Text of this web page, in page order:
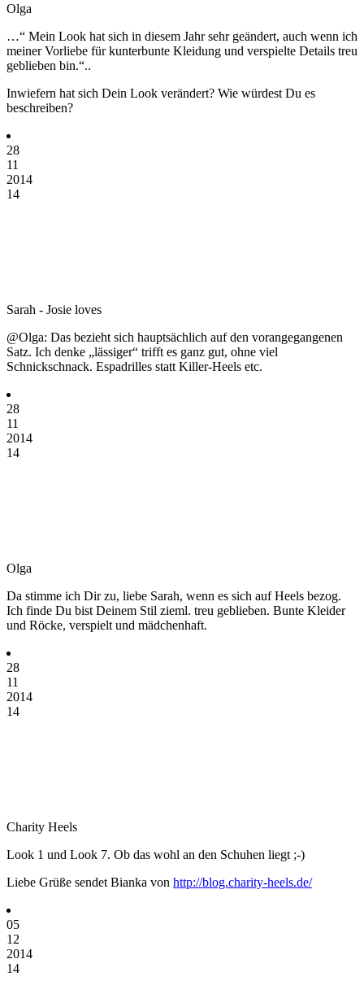
Olga
…“ Mein Look hat sich in diesem Jahr sehr geändert, auch wenn ich
meiner Vorliebe für kunterbunte Kleidung und verspielte Details treu
geblieben bin.“..
Inwiefern hat sich Dein Look verändert? Wie würdest Du es
beschreiben?
28
11
2014
14
Sarah - Josie loves
@Olga: Das bezieht sich hauptsächlich auf den vorangegangenen
Satz. Ich denke „lässiger“ trifft es ganz gut, ohne viel
Schnickschnack. Espadrilles statt Killer-Heels etc.
28
11
2014
14
Olga
Da stimme ich Dir zu, liebe Sarah, wenn es sich auf Heels bezog.
Ich finde Du bist Deinem Stil zieml. treu geblieben. Bunte Kleider
und Röcke, verspielt und mädchenhaft.
28
11
2014
14
Charity Heels
Look 1 und Look 7. Ob das wohl an den Schuhen liegt ;-)
Liebe Grüße sendet Bianka von http://blog.charity-heels.de/
05
12
2014
14